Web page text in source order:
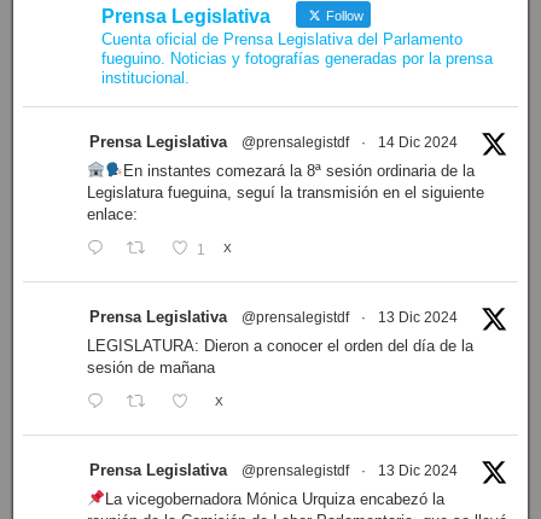
Prensa Legislativa Follow
Cuenta oficial de Prensa Legislativa del Parlamento
fueguino. Noticias y fotografías generadas por la prensa
institucional.
Prensa Legislativa @prensalegistdf · 14 Dic 2024
En instantes comezará la 8ª sesión ordinaria de la
Legislatura fueguina, seguí la transmisión en el siguiente
enlace:
1 X
Prensa Legislativa @prensalegistdf · 13 Dic 2024
LEGISLATURA: Dieron a conocer el orden del día de la
sesión de mañana
X
Prensa Legislativa @prensalegistdf · 13 Dic 2024
La vicegobernadora Mónica Urquiza encabezó la